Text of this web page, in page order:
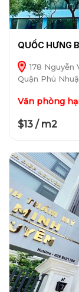
QUỐC HƯNG
178 Nguyễn
Quận Phú
Văn phòng
$13 / m2